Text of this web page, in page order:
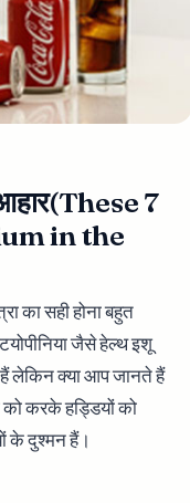
7
in the
का सही होना बहुत
जैसे हेल्थ इशू
लेकिन क्या आप जानते हैं
करके हड्डियों को
के दुश्मन हैं।